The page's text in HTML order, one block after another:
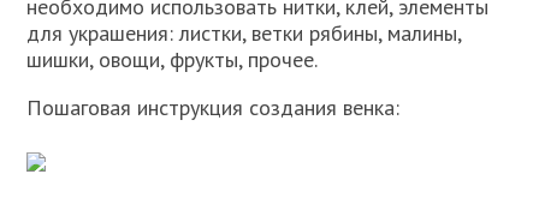
необходимо использовать нитки, клей, элементы
для украшения: листки, ветки рябины, малины,
шишки, овощи, фрукты, прочее.
Пошаговая инструкция создания венка: